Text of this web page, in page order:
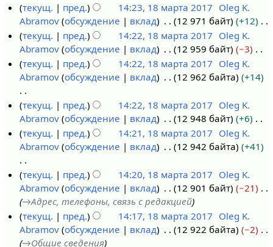
2
1
а
р
2
8
м
р
а
1
текущ.
пред. 14:23, 18 марта 2017 Oleg K.
Abramov обсуждение вклад 12 971 байт
+12
Н
е
т
о
и
с
а
н
п
р
а
в
к
текущ. пред. 14:22, 18 марта 2017 Oleg K.
Abramov обсуждение вклад 12 959 байт
−3
Н
е
о
п
и
с
н
и
я
п
р
а
текущ. пред. 14:22, 18 марта 2017 Oleg K.
Abramov обсуждение вклад 12 962 байта +14
Н
е
т
о
и
с
а
н
и
я
текущ. пред. 14:22, 18 марта 2017 Oleg K.
Abramov обсуждение вклад 12 948 байт
+6
Н
е
о
п
и
с
а
н
текущ. пред. 14:21, 18 марта 2017 Oleg K.
Abramov обсуждение вклад 12 942 байта +41
Н
е
т
о
п
и
текущ. пред. 14:20, 18 марта 2017 Oleg K.
Abramov обсуждение вклад 12 901 байт
−21
→Адрес, телефоны, связь с редакцией
текущ.
пред. 14:17, 18 марта 2017 Oleg K.
Abramov обсуждение вклад 12 922 байта
−2
→Общие сведения